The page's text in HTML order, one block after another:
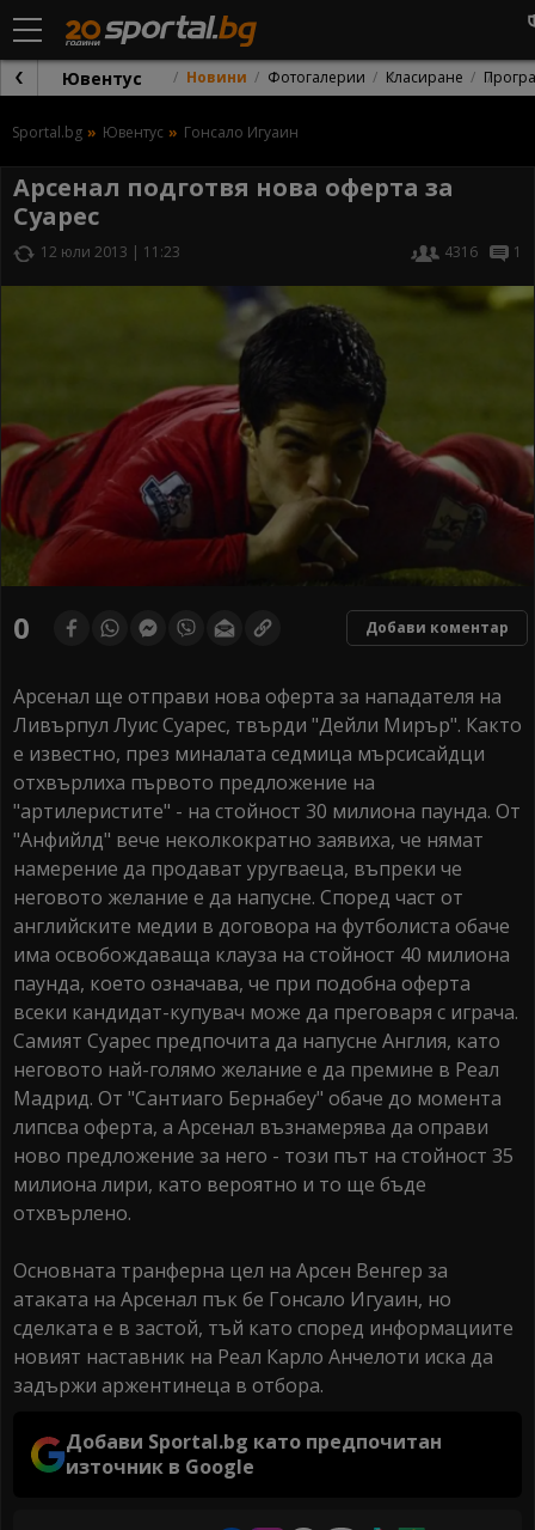
Ювентус Новини Фотогалерии Класиране
Sportal.bg Ювентус Гонсало Игуаин
Арсенал подготвя нова оферта за
Суарес
12 юли 2013 | 11:23 4316 1
0 Добави коментар
Арсенал ще отправи нова оферта за нападателя на
Ливърпул Луис Суарес, твърди "Дейли Мирър". Както
е известно, през миналата седмица мърсисайдци
отхвърлиха първото предложение на
"артилеристите" - на стойност 30 милиона паунда. От
"Анфийлд" вече неколкократно заявиха, че нямат
намерение да продават уругваеца, въпреки че
неговото желание е да напусне. Според част от
английските медии в договора на футболистa обаче
има освобождаваща клауза на стойност 40 милиона
паунда, което означава, че при подобна оферта
всеки кандидат-купувач може да преговаря с играча.
Самият Суарес предпочита да напусне Англия, като
неговото най-голямо желание е да премине в Реал
Мадрид. От "Сантиаго Бернабеу" обаче до момента
липсва оферта, а Арсенал възнамерява да оправи
ново предложение за него - този път на стойност 35
милиона лири, като вероятно и то ще бъде
отхвърлено.
Основната транферна цел на Арсен Венгер за
атаката на Арсенал пък бе Гонсало Игуаин, но
сделката е в застой, тъй като според информациите
новият наставник на Реал Карло Анчелоти иска да
задържи аржентинеца в отбора.
Добави Sportal.bg като предпочитан
източник в Google